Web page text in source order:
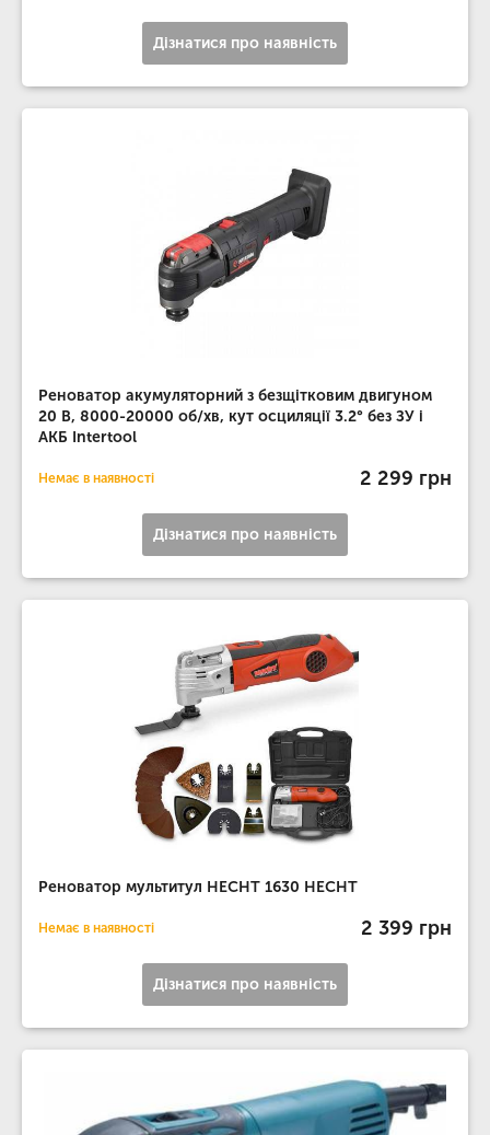
Дізнатися про наявність
Реноватор акумуляторний з безщітковим двигуном
20 В, 8000-20000 об/хв, кут осциляції 3.2° без ЗУ і
АКБ Intertool
Немає в наявності 2 299 грн
Дізнатися про наявність
Реноватор мультитул HECHT 1630 HECHT
Немає в наявності 2 399 грн
Дізнатися про наявність